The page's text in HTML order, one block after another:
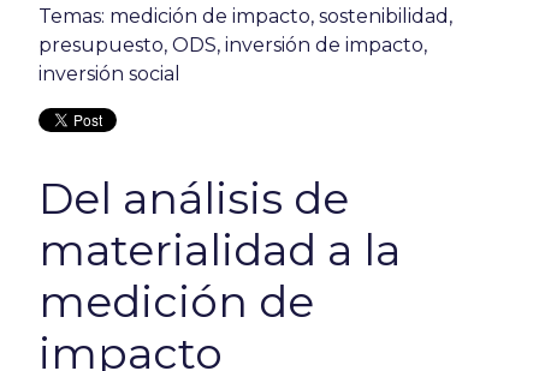
Temas: medición de impacto, sostenibilidad ,
presupuesto, ODS, inversión de impacto,
inversión social
Del análisis de
materialidad a la
medición de
impacto